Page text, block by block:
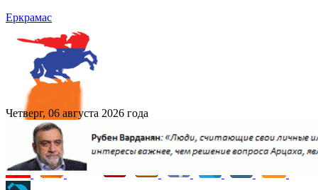
Еркрамас
Четверг, 06 августа 2026 года